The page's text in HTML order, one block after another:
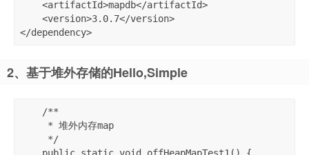
</dependency>
2、基于堆外存储的Hello,Simple